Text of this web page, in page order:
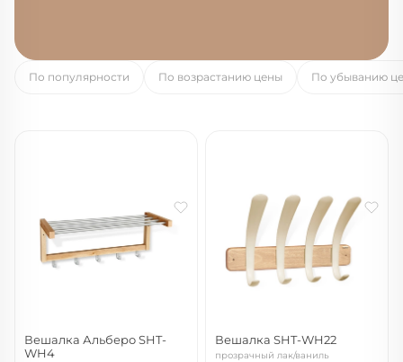
По популярности По возрастанию цены По убыванию
Вешалка Альберо SHT-
WH4
Вешалка SHT-WH22
прозрачный лак/ваниль